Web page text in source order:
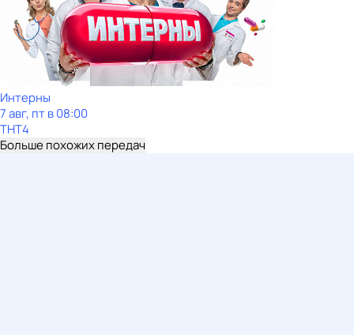
Интерны
7 авг, пт в 08:00
ТНТ4
Больше похожих передач